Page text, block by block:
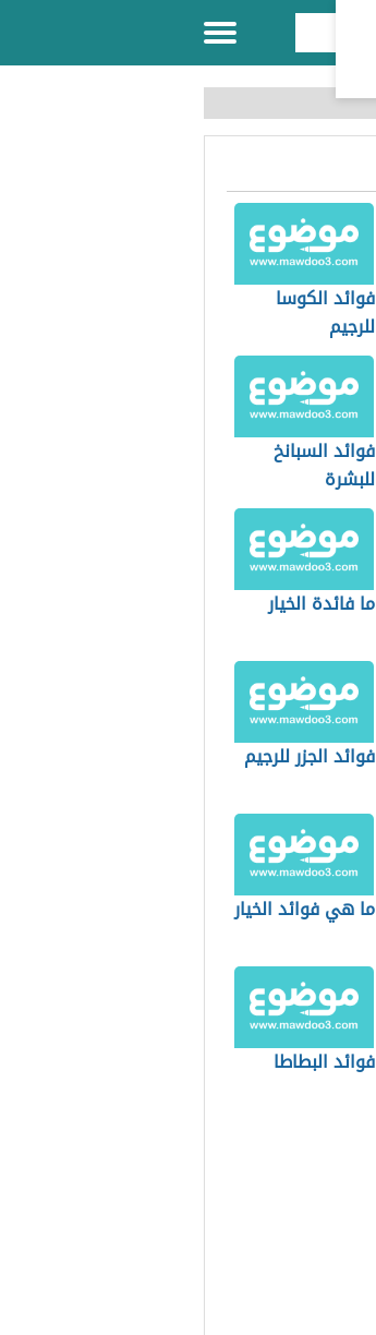
فوائد الكوسا
للرجيم
فوائد السبانخ
للبشرة
ما فائدة الخيار
فوائد الجزر للرجيم
ما هي فوائد الخيار
فوائد البطاطا